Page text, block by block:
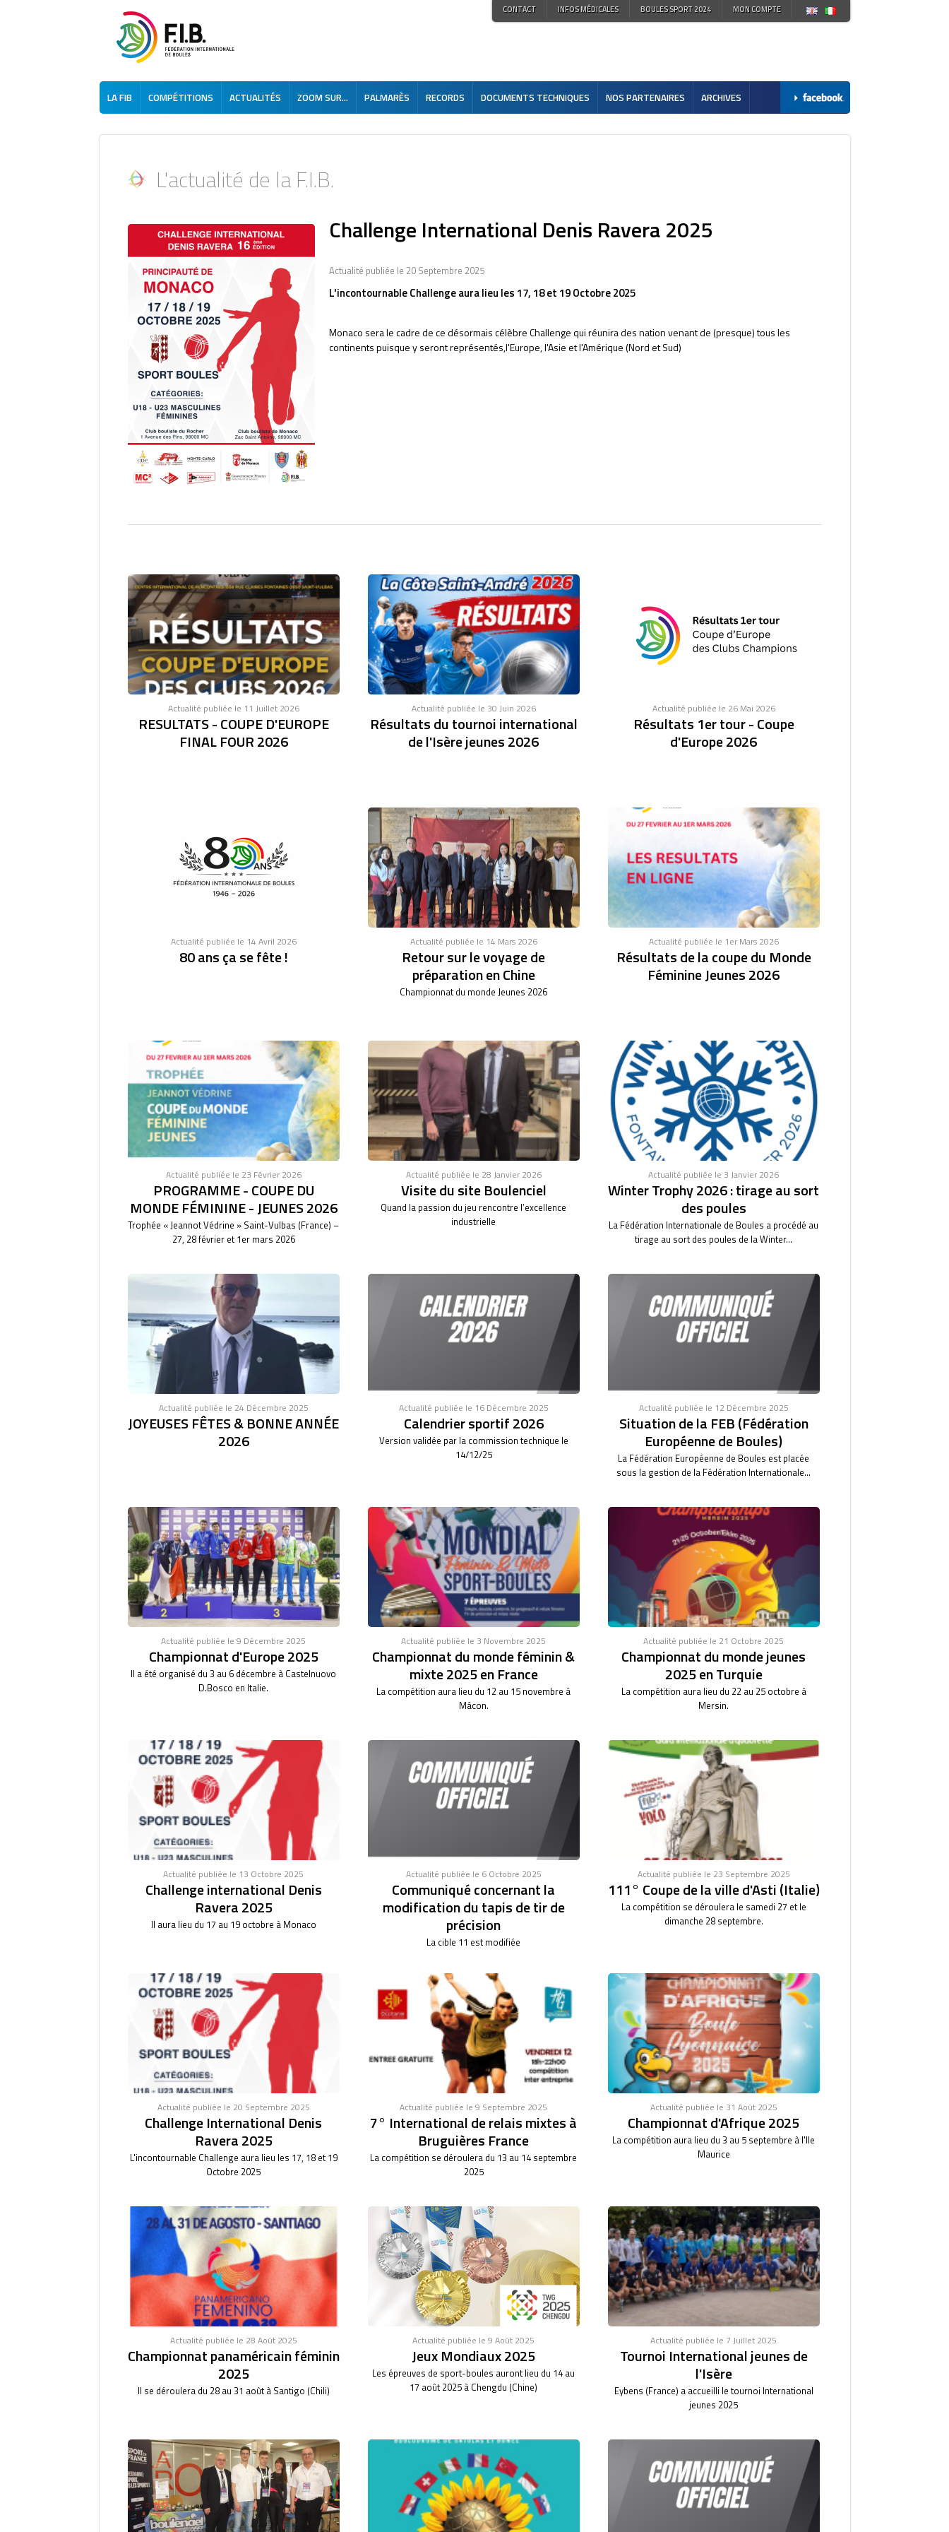
CONTACT INFOS MÉDICALES BOULES SPORT 2024 MON COMPTE
LA FIB COMPÉTITIONS ACTUALITÉS ZOOM SUR... PALMARÈS RECORDS DOCUMENTS TECHNIQUES NOS PARTENAIRES ARCHIVES
L'actualité de la F.I.B.
Challenge International Denis Ravera 2025
Actualité publiée le 20 Septembre 2025
L'incontournable Challenge aura lieu les 17, 18 et 19 Octobre 2025
Monaco sera le cadre de ce désormais célèbre Challenge qui réunira des nation venant de (presque) tous les
continents puisque y seront représentés,l'Europe, l'Asie et l'Amérique (Nord et Sud)
Actualité publiée le 11 Juillet 2026
RESULTATS - COUPE D'EUROPE
FINAL FOUR 2026
Actualité publiée le 30 Juin 2026
Résultats du tournoi international
de l'Isère jeunes 2026
Actualité publiée le 26 Mai 2026
Résultats 1er tour - Coupe
d'Europe 2026
Actualité publiée le 14 Avril 2026
80 ans ça se fête !
Actualité publiée le 14 Mars 2026
Retour sur le voyage de
préparation en Chine
Championnat du monde Jeunes 2026
Actualité publiée le 1er Mars 2026
Résultats de la coupe du Monde
Féminine Jeunes 2026
Actualité publiée le 23 Février 2026
PROGRAMME - COUPE DU
MONDE FÉMININE - JEUNES 2026
Trophée « Jeannot Védrine » Saint-Vulbas (France) –
27, 28 février et 1er mars 2026
Actualité publiée le 28 Janvier 2026
Visite du site Boulenciel
Quand la passion du jeu rencontre l’excellence
industrielle
Actualité publiée le 3 Janvier 2026
Winter Trophy 2026 : tirage au sort
des poules
La Fédération Internationale de Boules a procédé au
tirage au sort des poules de la Winter...
Actualité publiée le 24 Décembre 2025
JOYEUSES FÊTES & BONNE ANNÉE
2026
Actualité publiée le 16 Décembre 2025
Calendrier sportif 2026
Version validée par la commission technique le
14/12/25
Actualité publiée le 12 Décembre 2025
Situation de la FEB (Fédération
Européenne de Boules)
La Fédération Européenne de Boules est placée
sous la gestion de la Fédération Internationale...
Actualité publiée le 9 Décembre 2025
Championnat d'Europe 2025
Il a été organisé du 3 au 6 décembre à Castelnuovo
D.Bosco en Italie.
Actualité publiée le 3 Novembre 2025
Championnat du monde féminin &
mixte 2025 en France
La compétition aura lieu du 12 au 15 novembre à
Mâcon.
Actualité publiée le 21 Octobre 2025
Championnat du monde jeunes
2025 en Turquie
La compétition aura lieu du 22 au 25 octobre à
Mersin.
Actualité publiée le 13 Octobre 2025
Challenge international Denis
Ravera 2025
Il aura lieu du 17 au 19 octobre à Monaco
Actualité publiée le 6 Octobre 2025
Communiqué concernant la
modification du tapis de tir de
précision
La cible 11 est modifiée
Actualité publiée le 23 Septembre 2025
111° Coupe de la ville d'Asti (Italie)
La compétition se déroulera le samedi 27 et le
dimanche 28 septembre.
Actualité publiée le 20 Septembre 2025
Challenge International Denis
Ravera 2025
L'incontournable Challenge aura lieu les 17, 18 et 19
Octobre 2025
Actualité publiée le 9 Septembre 2025
7° International de relais mixtes à
Bruguières France
La compétition se déroulera du 13 au 14 septembre
2025
Actualité publiée le 31 Août 2025
Championnat d'Afrique 2025
La compétition aura lieu du 3 au 5 septembre à l'Ile
Maurice
Actualité publiée le 28 Août 2025
Championnat panaméricain féminin
2025
Il se déroulera du 28 au 31 août à Santigo (Chili)
Actualité publiée le 9 Août 2025
Jeux Mondiaux 2025
Les épreuves de sport-boules auront lieu du 14 au
17 août 2025 à Chengdu (Chine)
Actualité publiée le 7 Juillet 2025
Tournoi International jeunes de
l'Isère
Eybens (France) a accueilli le tournoi International
jeunes 2025